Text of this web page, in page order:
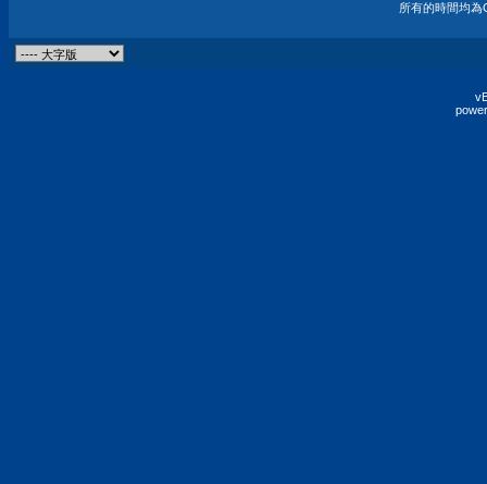
所有的時間均為